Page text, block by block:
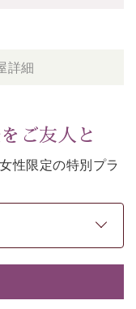
詳細
ご友人と
性限定の特別プラ
こちら。
上、 安心安全にご
プログラムの基、